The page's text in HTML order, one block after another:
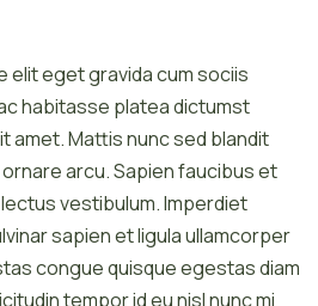
elit eget gravida cum sociis
habitasse platea dictumst
amet. Mattis nunc sed blandit
arcu. Sapien faucibus et
vestibulum. Imperdiet
sapien et ligula ullamcorper
congue quisque egestas diam
tempor id eu nisl nunc mi